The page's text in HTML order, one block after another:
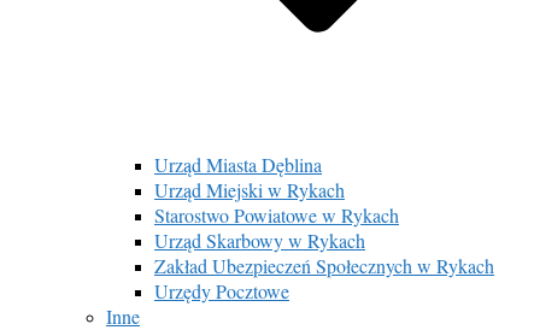
Urząd Miasta Dęblina
Urząd Miejski w Rykach
Starostwo Powiatowe w Rykach
Urząd Skarbowy w Rykach
Zakład Ubezpieczeń Społecznych w Rykach
Urzędy Pocztowe
Inne